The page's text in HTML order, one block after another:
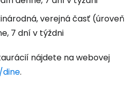
verejná časť (úroveň
7 dní v týždni
nájdete na webovej
.